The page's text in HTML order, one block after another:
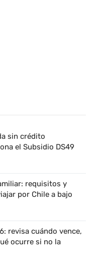
sin crédito
el Subsidio DS49
requisitos y
por Chile a bajo
revisa cuándo vence,
ocurre si no la